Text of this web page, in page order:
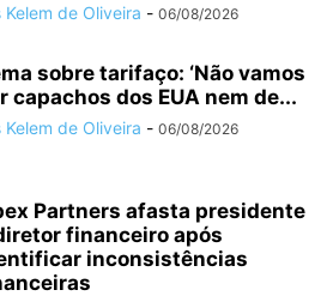
Kelem de Oliveira - 06/08/2026
sobre tarifaço: ‘Não vamos
capachos dos EUA nem de...
Kelem de Oliveira - 06/08/2026
Partners afasta presidente
financeiro após
inconsistências